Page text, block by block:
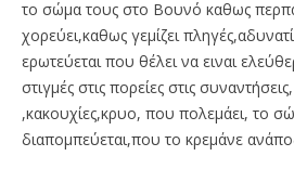
το σώμα τους στο Βουνό καθως
χορεύει,καθως γεμίζει
ερωτεύεται που θέλει να ειναι
στιγμές στις πορείες στις
,κακουχίες,κρυο, που πολεμάει, το
διαπομπεύεται,που το κρεμάνε